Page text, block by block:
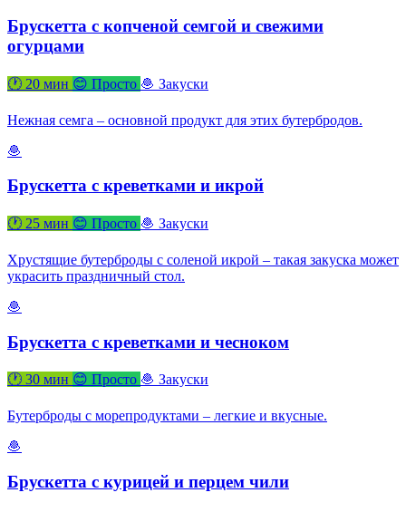
Брускетта с копченой семгой и свежими
огурцами
🕐 20 мин 😊 Просто 🧆 Закуски
Нежная семга – основной продукт для этих бутербродов.
🧆
Брускетта с креветками и икрой
🕐 25 мин 😊 Просто 🧆 Закуски
Хрустящие бутерброды с соленой икрой – такая закуска может
украсить праздничный стол.
🧆
Брускетта с креветками и чесноком
🕐 30 мин 😊 Просто 🧆 Закуски
Бутерброды с морепродуктами – легкие и вкусные.
🧆
Брускетта с курицей и перцем чили